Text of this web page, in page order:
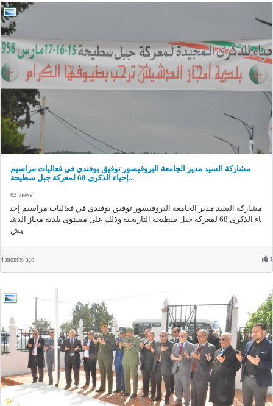
مشاركة السيد مدير الجامعة البروفيسور توفيق بوفندي في فعاليات مراسيم
إحياء الذكرى 68 لمعركة جبل سطيحة...
62 views
مشاركة السيد مدير الجامعة البروفيسور توفيق بوفندي في فعاليات مراسيم إحي
اء الذكرى 68 لمعركة جبل سطيحة التاريخية وذلك على مستوى بلدية مجاز الدش
يش
4 months ago 3